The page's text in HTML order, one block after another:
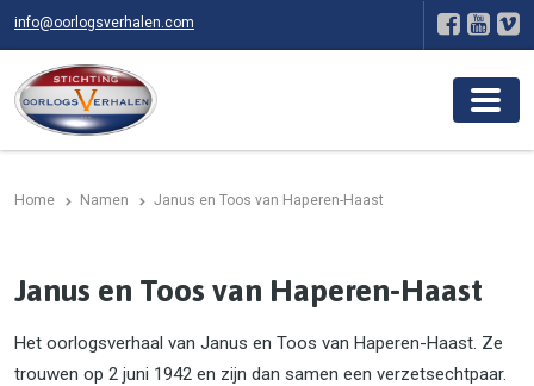
info@oorlogsverhalen.com
Home Namen Janus en Toos van Haperen-Haast
Janus en Toos van Haperen-Haast
Het oorlogsverhaal van Janus en Toos van Haperen-Haast. Ze
trouwen op 2 juni 1942 en zijn dan samen een verzetsechtpaar.